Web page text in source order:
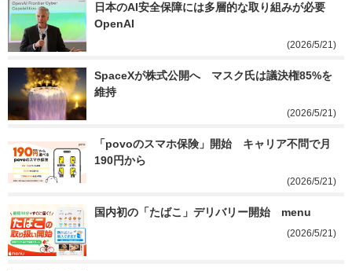
日本のAI安全保障には多層的な取り組みが必要
OpenAI
(2026/5/21)
SpaceXが株式公開へ　マスク氏は議決権85%を
維持
(2026/5/21)
「povoのスマホ保険」開始　キャリア不問で月
190円から
(2026/5/21)
国内初の「たばこ」デリバリー開始　menu
(2026/5/21)